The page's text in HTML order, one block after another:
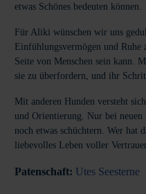
etwas Schönes bedeuten können.
Für Aliki wünschen wir uns
Einfühlungsvermögen und Ruhe
Seite von Menschen sein kann.
sie zu überfordern, und ihr
Mit anderen Hunden versteht
und Orientierung. Nur bei neuen
noch etwas schüchtern. Wer
liebevolles Leben voller
Patenschaft: Utes Seesterne